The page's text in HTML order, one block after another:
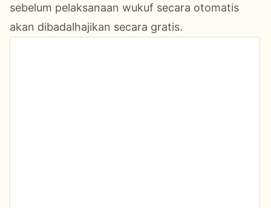
sebelum pelaksanaan wukuf secara otomatis
akan dibadalhajikan secara gratis.